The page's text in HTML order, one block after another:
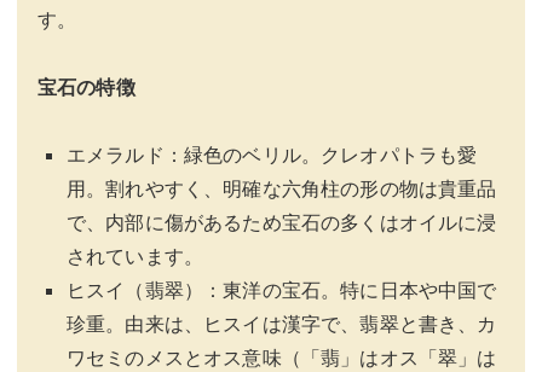
す。
宝石の特徴
エメラルド：緑色のベリル。クレオパトラも愛
用。割れやすく、明確な六角柱の形の物は貴重品
で、内部に傷があるため宝石の多くはオイルに浸
されています。
ヒスイ（翡翠）：東洋の宝石。特に日本や中国で
珍重。由来は、ヒスイは漢字で、翡翠と書き、カ
ワセミのメスとオス意味（「翡」はオス「翠」は